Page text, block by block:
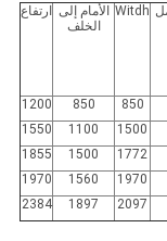
Witdh
الأمام إلى
الخلف
ارتفاع
850
850
1200
1500
1100
1550
1772
1500
1855
1970
1560
1970
2097
1897
2384